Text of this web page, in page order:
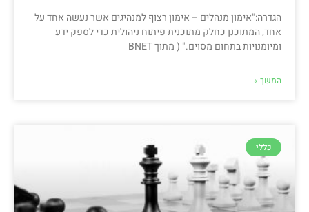
הגדרה:"אימון מנהלים – אימון רצוף למנהיגים אשר נעשה אחד על
אחד, המתוכנן כחלק מתוכנית פיתוח ניהולית כדי לספק ידע
ומיומנויות בתחום מסוים." ( מתוך BNET
המשך »
כללי